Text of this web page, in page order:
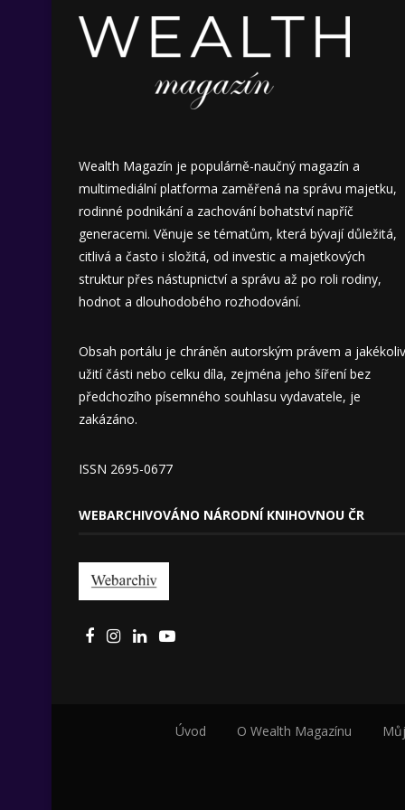
Wealth Magazín je populárně-naučný magazín a
multimediální platforma zaměřená na správu majetku,
rodinné podnikání a zachování bohatství napříč
generacemi. Věnuje se tématům, která bývají důležitá,
citlivá a často i složitá, od investic a majetkových
struktur přes nástupnictví a správu až po roli rodiny,
hodnot a dlouhodobého rozhodování.
Obsah portálu je chráněn autorským právem a jakékoliv
užití části nebo celku díla, zejména jeho šíření bez
předchozího písemného souhlasu vydavatele, je
zakázáno.
ISSN 2695-0677
WEBARCHIVOVÁNO NÁRODNÍ KNIHOVNOU ČR
Úvod O Wealth Magazínu